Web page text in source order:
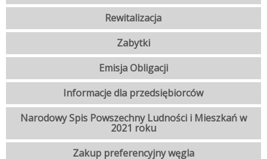
Rewitalizacja
Zabytki
Emisja Obligacji
Informacje dla przedsiębiorców
Narodowy Spis Powszechny Ludności i Mieszkań w
2021 roku
Zakup preferencyjny węgla